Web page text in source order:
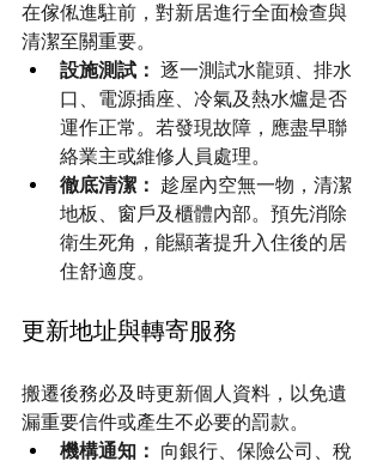
在傢俬進駐前，對新居進行全面檢查與
清潔至關重要。
設施測試： 逐一測試水龍頭、排水
口、電源插座、冷氣及熱水爐是否
運作正常。若發現故障，應盡早聯
絡業主或維修人員處理。
徹底清潔： 趁屋內空無一物，清潔
地板、窗戶及櫃體內部。預先消除
衛生死角，能顯著提升入住後的居
住舒適度。
更新地址與轉寄服務
搬遷後務必及時更新個人資料，以免遺
漏重要信件或產生不必要的罰款。
機構通知： 向銀行、保險公司、稅